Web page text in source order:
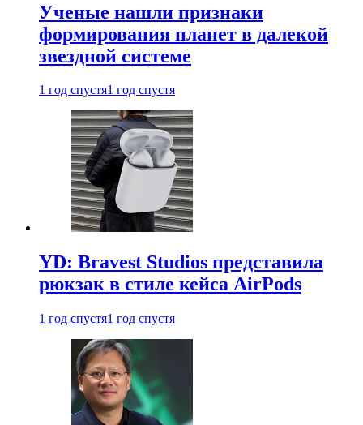
Ученые нашли признаки
формирования планет в далекой
звездной системе
1 год спустя1 год спустя
YD: Bravest Studios представила
рюкзак в стиле кейса AirPods
1 год спустя1 год спустя